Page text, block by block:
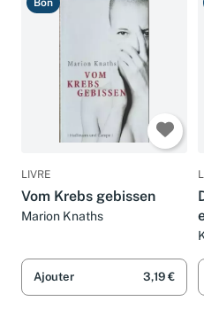
LIVRE
Vom Krebs gebissen
Marion Knaths
Ajouter 3,19 €